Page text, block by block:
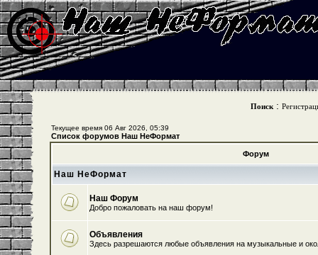
Поиск :
Текущее время 06 Авг 2026, 05:39
Список форумов Наш НеФормат
Форум
Наш НеФормат
Наш Форум
Добро пожаловать на наш форум!
Объявления
Здесь разрешаются любые объявления на музыкальные и